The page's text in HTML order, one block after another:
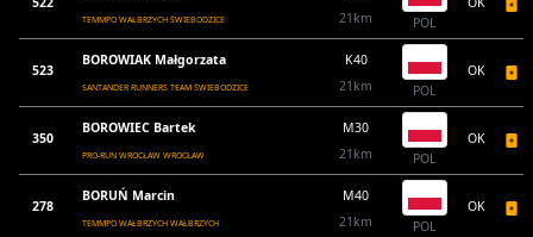
TEMMPO WAŁBRZYCH ŚWIEBODZICE
21km
POL
523
BOROWIAK Małgorzata
SANTANDER RUNNERS TEAM ŚWIEBODZICE
K40
21km
POL
OK
350
BOROWIEC Bartek
PRO-RUN WROCŁAW WROCŁAW
M30
21km
POL
OK
278
BORUŃ Marcin
TEMMPO WAŁBRZYCH WAŁBRZYCH
M40
21km
POL
OK